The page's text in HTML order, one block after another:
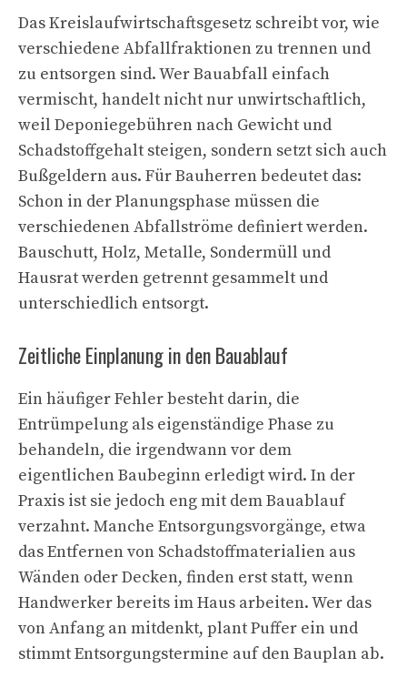
Das Kreislaufwirtschaftsgesetz schreibt vor, wie
verschiedene Abfallfraktionen zu trennen und
zu entsorgen sind. Wer Bauabfall einfach
vermischt, handelt nicht nur unwirtschaftlich,
weil Deponiegebühren nach Gewicht und
Schadstoffgehalt steigen, sondern setzt sich auch
Bußgeldern aus. Für Bauherren bedeutet das:
Schon in der Planungsphase müssen die
verschiedenen Abfallströme definiert werden.
Bauschutt, Holz, Metalle, Sondermüll und
Hausrat werden getrennt gesammelt und
unterschiedlich entsorgt.
Zeitliche Einplanung in den Bauablauf
Ein häufiger Fehler besteht darin, die
Entrümpelung als eigenständige Phase zu
behandeln, die irgendwann vor dem
eigentlichen Baubeginn erledigt wird. In der
Praxis ist sie jedoch eng mit dem Bauablauf
verzahnt. Manche Entsorgungsvorgänge, etwa
das Entfernen von Schadstoffmaterialien aus
Wänden oder Decken, finden erst statt, wenn
Handwerker bereits im Haus arbeiten. Wer das
von Anfang an mitdenkt, plant Puffer ein und
stimmt Entsorgungstermine auf den Bauplan ab.